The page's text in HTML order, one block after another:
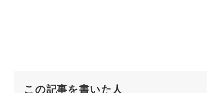
この記事を書いた人